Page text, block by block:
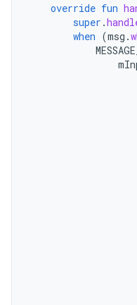
override fun
super .
when (msg .